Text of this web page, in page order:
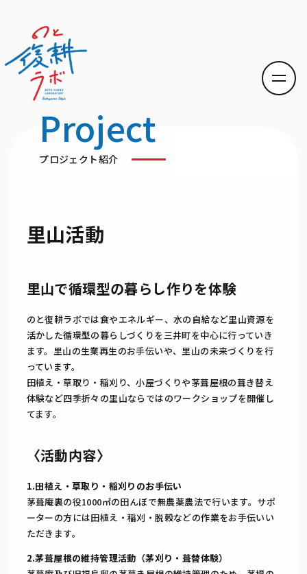
Project
プロジェクト紹介
里山活動
里山で循環型の暮らし作りを体験
のと復耕ラボでは食やエネルギー、水の自給など里山資源を
活かした循環型の暮らしづくりを三井町を中心に行っていき
ます。里山の生業再生のお手伝いや、里山の未来づくりを行
っています。
田植え・草取り・稲刈り、小屋づくりや茅葺屋根の葺き替え
体験など四季折々の里山ならではのワークショップを開催し
てます。
〈活動内容〉
1.田植え・草取り・稲刈りのお手伝い
茅葺庵裏の役1000㎡の田んぼで無農薬農法で行います。サポ
ーターの方には田植え・稲刈・脱穀などの作業をお手伝いい
ただきます。
2.茅葺屋根の維持管理活動（茅刈り・葺替体験）